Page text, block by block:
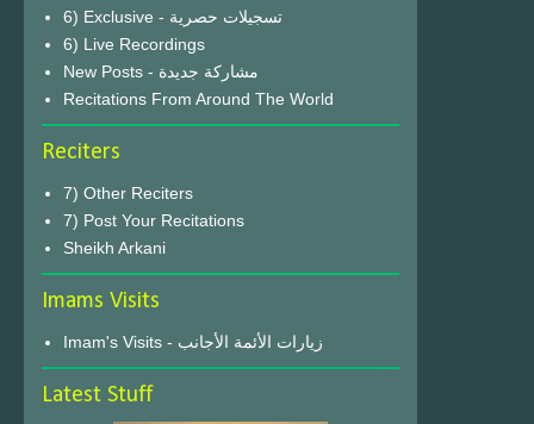
6) Exclusive - تسجيلات حصرية
6) Live Recordings
New Posts - مشاركة جديدة
Recitations From Around The World
Reciters
7) Other Reciters
7) Post Your Recitations
Sheikh Arkani
Imams Visits
Imam's Visits - زيارات الأئمة الأجانب
Latest Stuff